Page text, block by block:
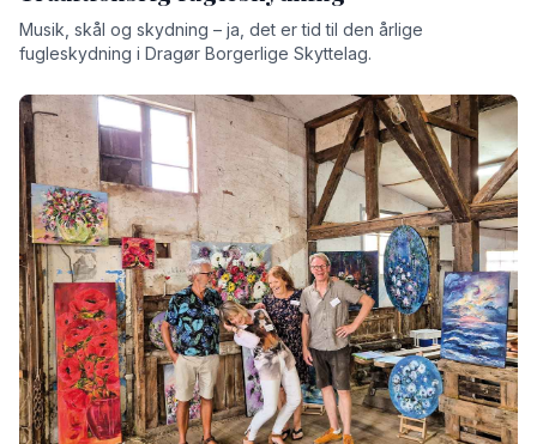
Musik, skål og skydning – ja, det er tid til den årlige
fugleskydning i Dragør Borgerlige Skyttelag.